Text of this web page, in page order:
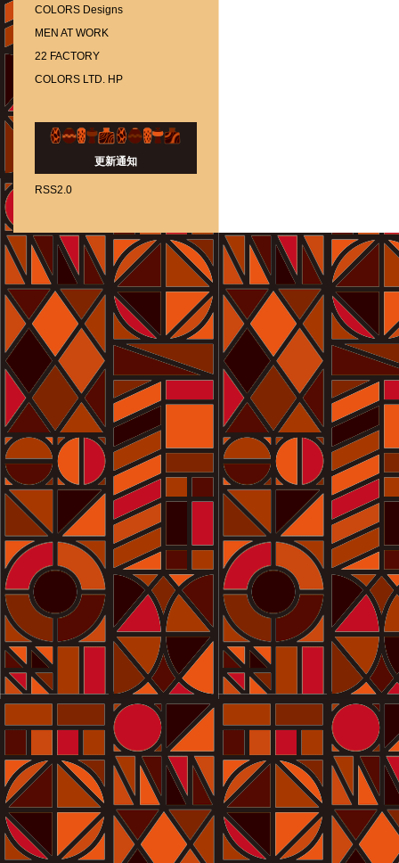
COLORS Designs
MEN AT WORK
22 FACTORY
COLORS LTD. HP
更新通知
RSS2.0